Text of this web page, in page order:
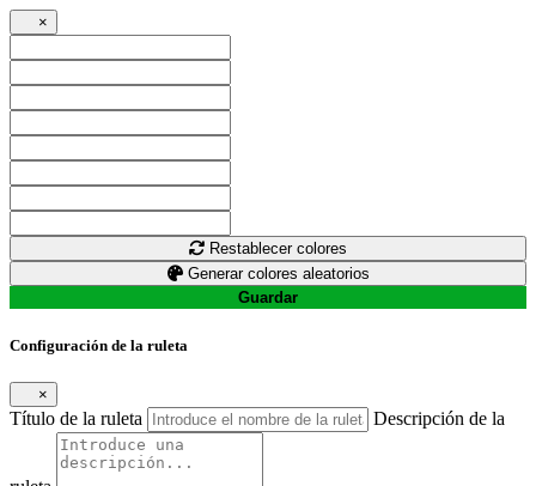
×
Restablecer colores
Generar colores aleatorios
Guardar
Configuración de la ruleta
×
Título de la ruleta Descripción de la